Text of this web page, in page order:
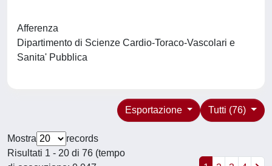
Afferenza
Dipartimento di Scienze Cardio-Toraco-Vascolari e
Sanita' Pubblica
Tutti (76)
Esportazione
Mostra
records
Risultati 1 - 20 di 76 (tempo